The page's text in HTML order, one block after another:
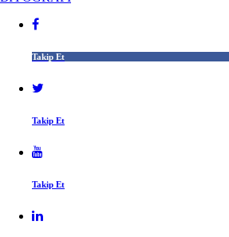
Takip Et
Takip Et
Takip Et